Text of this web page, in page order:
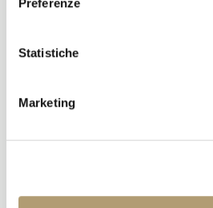
Statistiche
Marketing